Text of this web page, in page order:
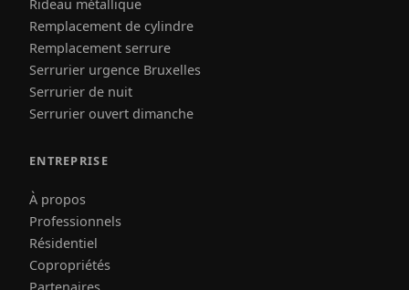
Rideau métallique
Remplacement de cylindre
Remplacement serrure
Serrurier urgence Bruxelles
Serrurier de nuit
Serrurier ouvert dimanche
ENTREPRISE
À propos
Professionnels
Résidentiel
Copropriétés
Partenaires